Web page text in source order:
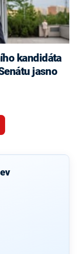
kandidáta
jasno